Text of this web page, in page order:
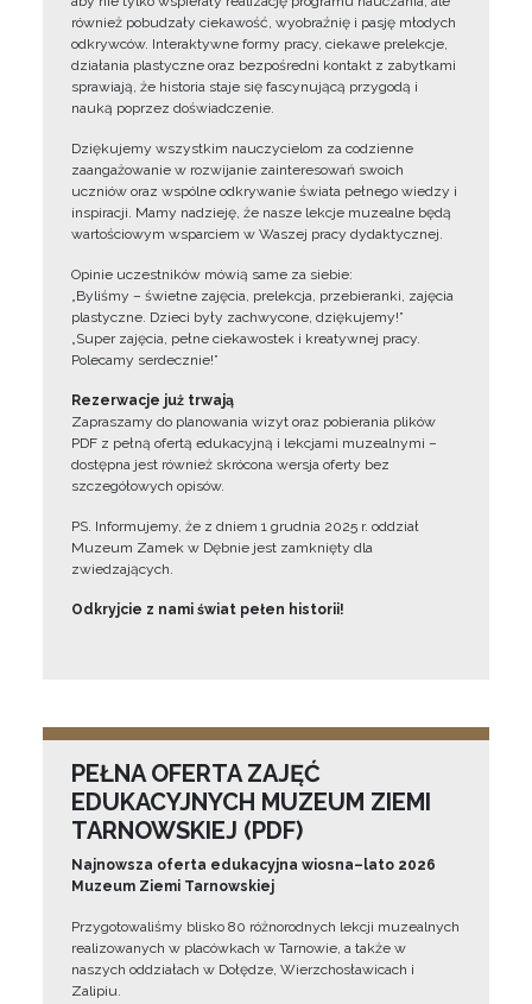
również pobudzały ciekawość, wyobraźnię i pasję młodych
odkrywców. Interaktywne formy pracy, ciekawe prelekcje,
działania plastyczne oraz bezpośredni kontakt z zabytkami
sprawiają, że historia staje się fascynującą przygodą i
nauką poprzez doświadczenie.
Dziękujemy wszystkim nauczycielom za codzienne
zaangażowanie w rozwijanie zainteresowań swoich
uczniów oraz wspólne odkrywanie świata pełnego wiedzy i
inspiracji. Mamy nadzieję, że nasze lekcje muzealne będą
wartościowym wsparciem w Waszej pracy dydaktycznej.
Opinie uczestników mówią same za siebie:
„Byliśmy – świetne zajęcia, prelekcja, przebieranki, zajęcia
plastyczne. Dzieci były zachwycone, dziękujemy!”
„Super zajęcia, pełne ciekawostek i kreatywnej pracy.
Polecamy serdecznie!”
Rezerwacje już trwają
Zapraszamy do planowania wizyt oraz pobierania plików
PDF z pełną ofertą edukacyjną i lekcjami muzealnymi –
dostępna jest również skrócona wersja oferty bez
szczegółowych opisów.
PS. Informujemy, że z dniem 1 grudnia 2025 r. oddział
Muzeum Zamek w Dębnie jest zamknięty dla
zwiedzających.
Odkryjcie z nami świat pełen historii!
PEŁNA OFERTA ZAJĘĆ
EDUKACYJNYCH MUZEUM ZIEMI
TARNOWSKIEJ (PDF)
Najnowsza oferta edukacyjna wiosna–lato 2026
Muzeum Ziemi Tarnowskiej
Przygotowaliśmy blisko 80 różnorodnych lekcji muzealnych
realizowanych w placówkach w Tarnowie, a także w
naszych oddziałach w Dołędze, Wierzchosławicach i
Zalipiu.